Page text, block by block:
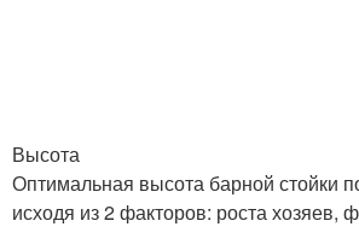
Высота
Оптимальная высота барной стойки
исходя из 2 факторов: роста хозяев,